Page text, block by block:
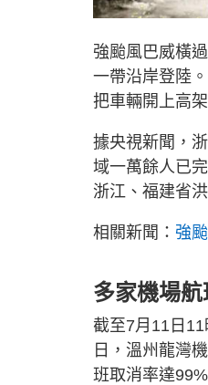
強颱風巴威橫
一帶沿岸登陸
把車輛開上高
據央視新聞，
域一萬餘人已
浙江、福建省
相關新聞： 強
多家機場
截至7月11日
日，溫州龍灣
班取消率達